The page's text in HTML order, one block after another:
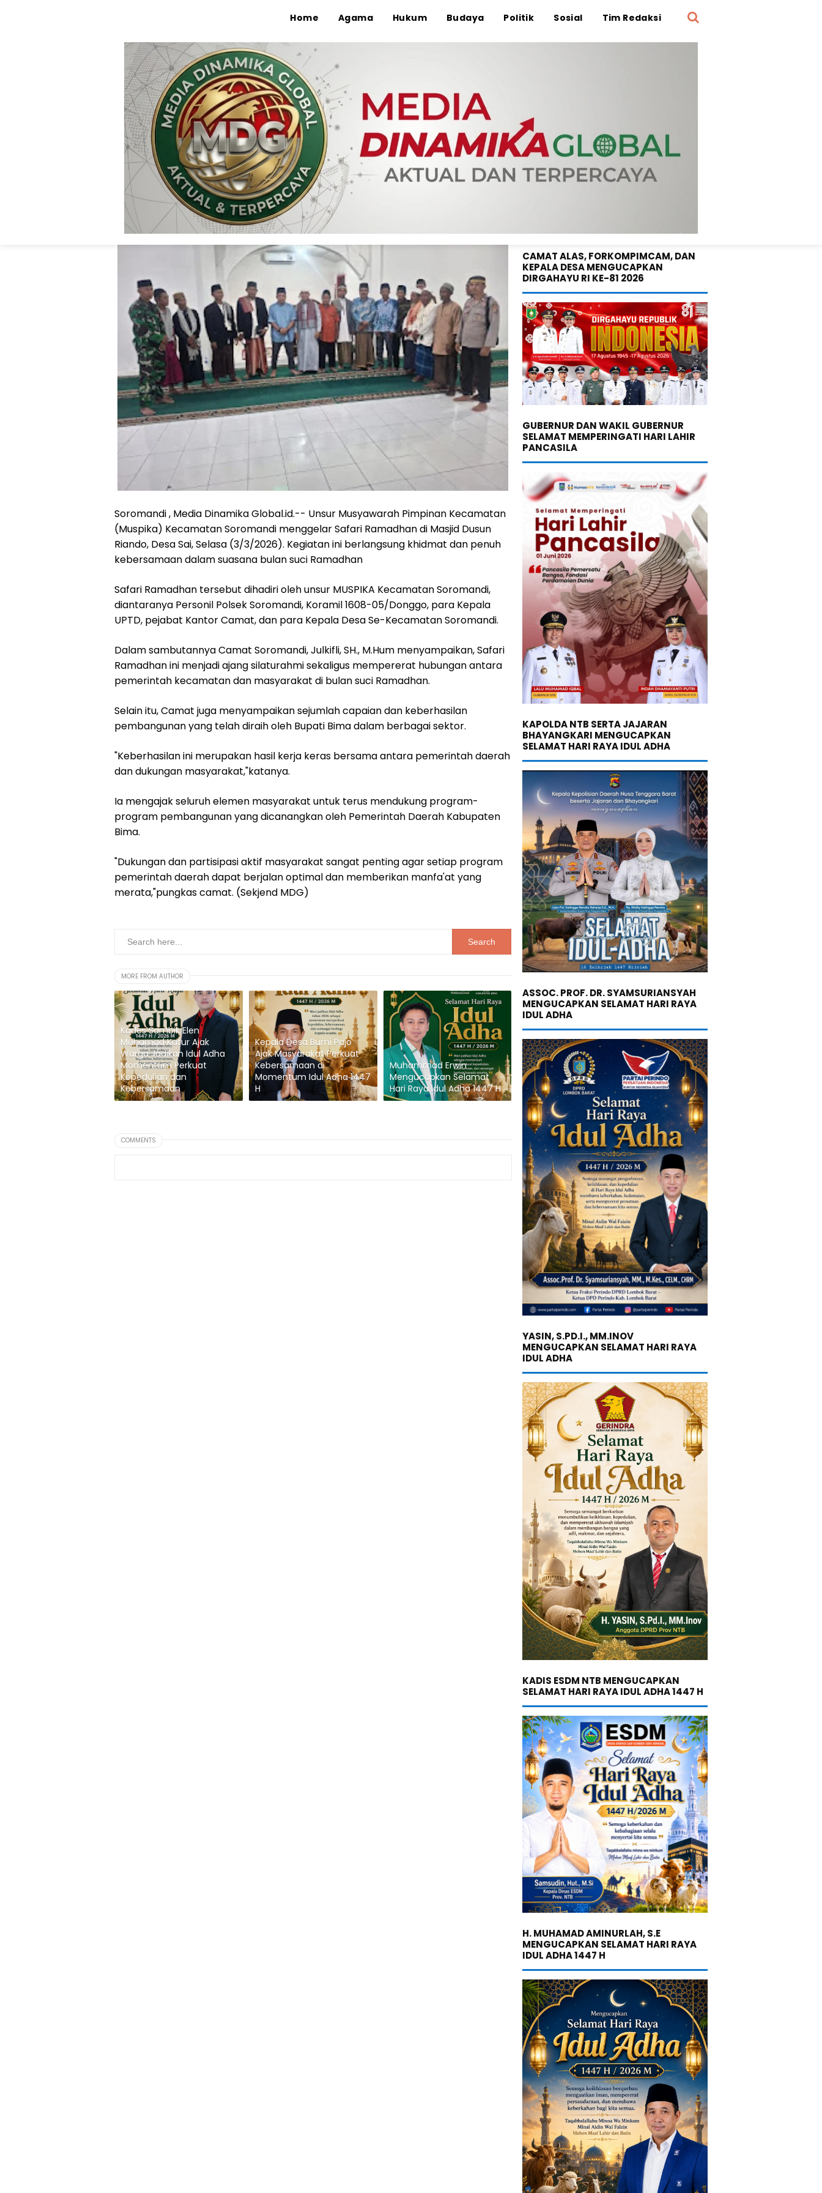
Home Agama Hukum Budaya Politik Sosial Tim Redaksi
HOME AGAMA
Camat Soromandi (Muspika) Gelar Safari
Ramadhan di Dusun Riando Desa Sai
Kecamatan Soromandi Kab, Bima
Media Dinamika Global Agama
Soromandi , Media Dinamika Global.id.-- Unsur Musyawarah Pimpinan Kecamatan
(Muspika) Kecamatan Soromandi menggelar Safari Ramadhan di Masjid Dusun
Riando, Desa Sai, Selasa (3/3/2026). Kegiatan ini berlangsung khidmat dan penuh
kebersamaan dalam suasana bulan suci Ramadhan
Safari Ramadhan tersebut dihadiri oleh unsur MUSPIKA Kecamatan Soromandi,
diantaranya Personil Polsek Soromandi, Koramil 1608-05/Donggo, para Kepala
UPTD, pejabat Kantor Camat, dan para Kepala Desa Se-Kecamatan Soromandi.
Dalam sambutannya Camat Soromandi, Julkifli, SH., M.Hum menyampaikan, Safari
Ramadhan ini menjadi ajang silaturahmi sekaligus mempererat hubungan antara
pemerintah kecamatan dan masyarakat di bulan suci Ramadhan.
Selain itu, Camat juga menyampaikan sejumlah capaian dan keberhasilan
pembangunan yang telah diraih oleh Bupati Bima dalam berbagai sektor.
"Keberhasilan ini merupakan hasil kerja keras bersama antara pemerintah daerah
dan dukungan masyarakat,"katanya.
Ia mengajak seluruh elemen masyarakat untuk terus mendukung program-
program pembangunan yang dicanangkan oleh Pemerintah Daerah Kabupaten
Bima.
"Dukungan dan partisipasi aktif masyarakat sangat penting agar setiap program
pemerintah daerah dapat berjalan optimal dan memberikan manfa'at yang
merata,"pungkas camat. (Sekjend MDG)
MORE FROM AUTHOR
Kades Sambik Elen
Muhamad Katur Ajak
Warga Jadikan Idul Adha
Momentum Perkuat
Kepedulian dan
Kebersamaan
Kepala Desa Bumi Pajo
Ajak Masyarakat Perkuat
Kebersamaan di
Momentum Idul Adha 1447
H
Muhammad Erwin
Mengucapkan Selamat
Hari Raya Idul Adha 1447 H
COMMENTS
CAMAT ALAS, FORKOMPIMCAM, DAN
KEPALA DESA MENGUCAPKAN
DIRGAHAYU RI KE-81 2026
GUBERNUR DAN WAKIL GUBERNUR
SELAMAT MEMPERINGATI HARI LAHIR
PANCASILA
KAPOLDA NTB SERTA JAJARAN
BHAYANGKARI MENGUCAPKAN
SELAMAT HARI RAYA IDUL ADHA
ASSOC. PROF. DR. SYAMSURIANSYAH
MENGUCAPKAN SELAMAT HARI RAYA
IDUL ADHA
YASIN, S.PD.I., MM.INOV
MENGUCAPKAN SELAMAT HARI RAYA
IDUL ADHA
KADIS ESDM NTB MENGUCAPKAN
SELAMAT HARI RAYA IDUL ADHA 1447 H
H. MUHAMAD AMINURLAH, S.E
MENGUCAPKAN SELAMAT HARI RAYA
IDUL ADHA 1447 H